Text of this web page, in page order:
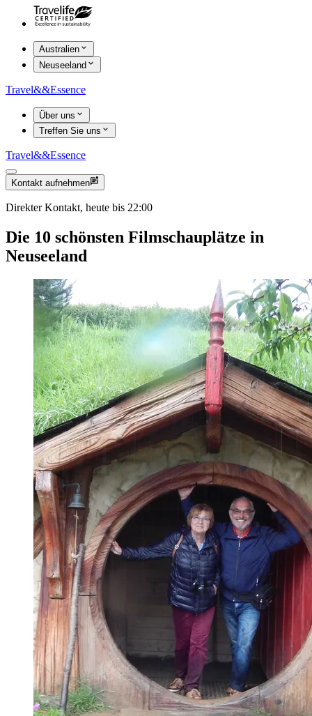
Australien
Neuseeland
Travel&&Essence
Über uns
Treffen Sie uns
Travel&&Essence
Kontakt aufnehmen
Direkter Kontakt, heute bis 22:00
Die 10 schönsten Filmschauplätze in
Neuseeland